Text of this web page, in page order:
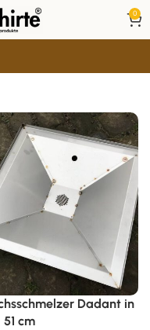
0
Dadant in
51 cm